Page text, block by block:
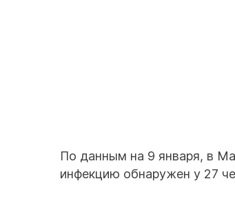
По данным на 9 января, в
инфекцию обнаружен у 27